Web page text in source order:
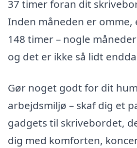
37 timer foran dit
Inden måneden er omme,
148 timer – nogle
og det er ikke så lidt
Gør noget godt for dit
arbejdsmiljø – skaf dig et
gadgets til skrivebordet,
dig med komforten,